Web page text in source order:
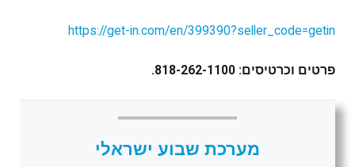
https://get-in.com/en/399390?seller_code=getin
פרטים וכרטיסים: 818-262-1100.
מערכת שבוע ישראלי